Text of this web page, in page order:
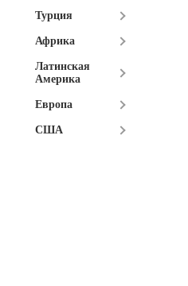
Турция
Африка
Латинская
Америка
Европа
США